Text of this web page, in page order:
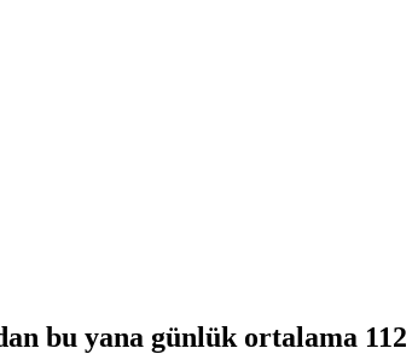
bu yana günlük ortalama 112